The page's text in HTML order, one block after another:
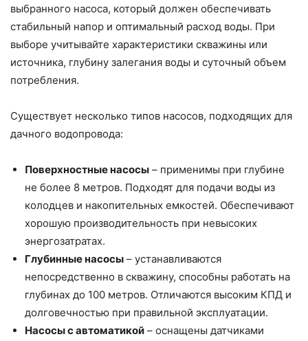
выбранного насоса, который должен обеспечивать
стабильный напор и оптимальный расход воды. При
выборе учитывайте характеристики скважины или
источника, глубину залегания воды и суточный объем
потребления.
Существует несколько типов насосов, подходящих для
дачного водопровода:
Поверхностные насосы – применимы при глубине
не более 8 метров. Подходят для подачи воды из
колодцев и накопительных емкостей. Обеспечивают
хорошую производительность при невысоких
энергозатратах.
Глубинные насосы – устанавливаются
непосредственно в скважину, способны работать на
глубинах до 100 метров. Отличаются высоким КПД и
долговечностью при правильной эксплуатации.
Насосы с автоматикой – оснащены датчиками